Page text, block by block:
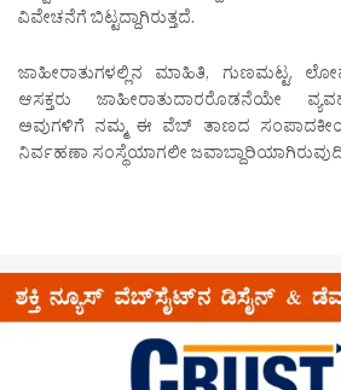
ವಿವೇಚನೆಗೆ ಬಿಟ್ಟದ್ದಾಗಿರುತ್ತದೆ.
ಜಾಹೀರಾತುಗಳಲ್ಲಿನ ಮಾಹಿತಿ, ಗುಣಮಟ್ಟ,
ಆಸಕ್ತರು ಜಾಹೀರಾತುದಾರರೊಡನೆಯೇ
ಅವುಗಳಿಗೆ ನಮ್ಮ ಈ ವೆಬ್ ತಾಣದ
ನಿರ್ವಹಣಾ ಸಂಸ್ಥೆಯಾಗಲೀ